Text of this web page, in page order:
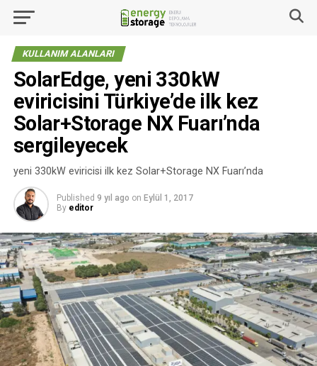
KULLANIM ALANLARI
SolarEdge, yeni 330kW
eviricisini Türkiye’de ilk kez
Solar+Storage NX Fuarı’nda
sergileyecek
yeni 330kW eviricisi ilk kez Solar+Storage NX Fuarı’nda
Published 9 yıl ago on Eylül 1, 2017
By editor